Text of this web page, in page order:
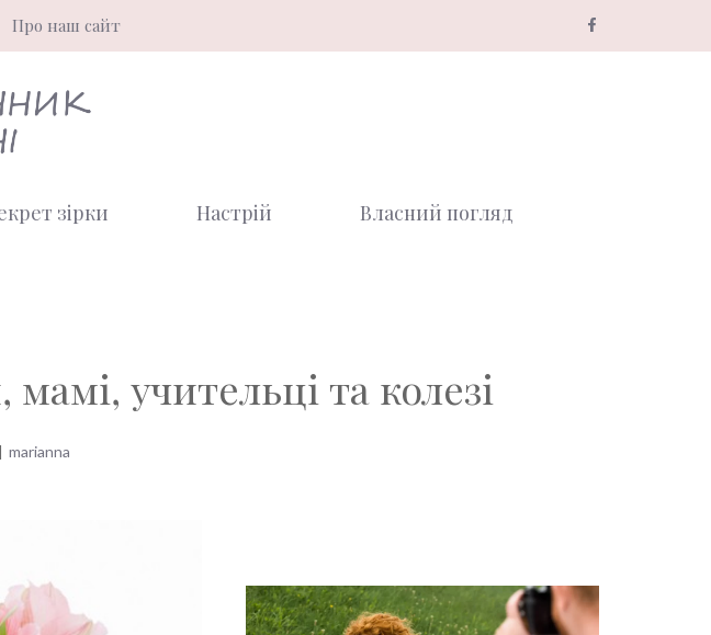
Про наш сайт
зірки Настрій Власний погляд
учительці та колезі
| marianna